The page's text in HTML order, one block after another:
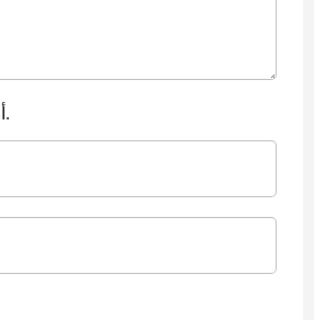
أريد ردًا على رأيي.